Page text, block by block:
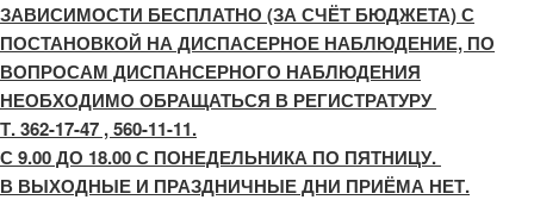
ЗАВИСИМОСТИ БЕСПЛАТНО (ЗА СЧЁТ БЮДЖЕТА) С
ПОСТАНОВКОЙ НА ДИСПАСЕРНОЕ НАБЛЮДЕНИЕ, ПО
ВОПРОСАМ ДИСПАНСЕРНОГО НАБЛЮДЕНИЯ
НЕОБХОДИМО ОБРАЩАТЬСЯ В РЕГИСТРАТУРУ
Т. 362-17-47 , 560-11-11.
С 9.00 ДО 18.00 С ПОНЕДЕЛЬНИКА ПО ПЯТНИЦУ.
В ВЫХОДНЫЕ И ПРАЗДНИЧНЫЕ ДНИ ПРИЁМА НЕТ.